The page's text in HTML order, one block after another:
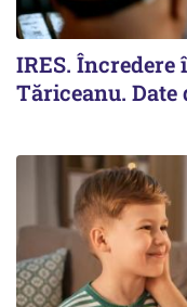
IRES. Încredere
Tăriceanu. Date